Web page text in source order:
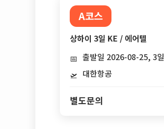
A코스
상하이 3일 KE / 에어텔
📅 출발일 2026-08-25, 3일
🛫 대한항공
별도문의